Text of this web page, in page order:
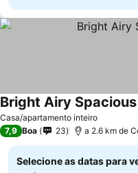
Casa/apartamento inteiro
Bright Airy
7,9 Boa 23 a 2.6 km de
Selecione as datas para